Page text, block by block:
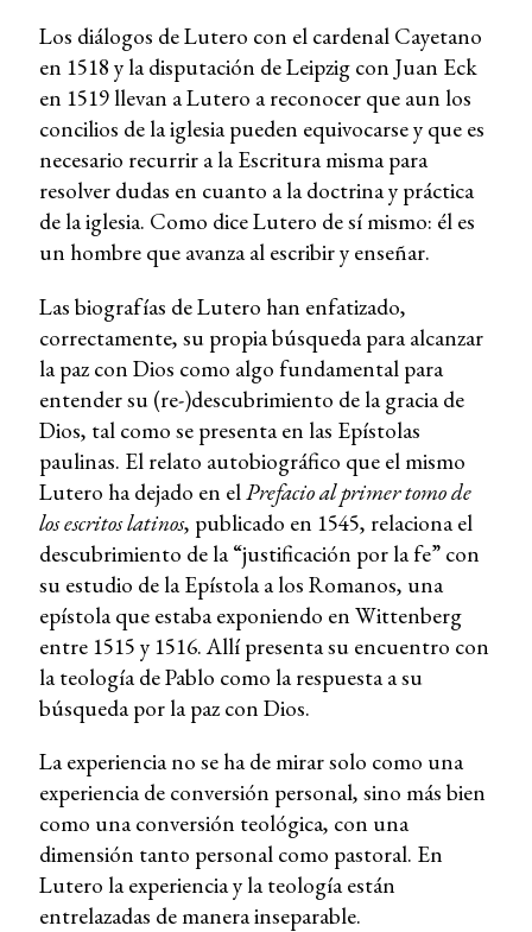
Los diálogos de Lutero con el cardenal Cayetano
en 1518 y la disputación de Leipzig con Juan Eck
en 1519 llevan a Lutero a reconocer que aun los
concilios de la iglesia pueden equivocarse y que es
necesario recurrir a la Escritura misma para
resolver dudas en cuanto a la doctrina y práctica
de la iglesia. Como dice Lutero de sí mismo: él es
un hombre que avanza al escribir y enseñar.
Las biografías de Lutero han enfatizado,
correctamente, su propia búsqueda para alcanzar
la paz con Dios como algo fundamental para
entender su (re-)descubrimiento de la gracia de
Dios, tal como se presenta en las Epístolas
paulinas. El relato autobiográfico que el mismo
Lutero ha dejado en elPrefacio al primer tomo de
los escritos latinos, publicado en 1545, relaciona el
descubrimiento de la “justificación por la fe” con
su estudio de la Epístola a los Romanos, una
epístola que estaba exponiendo en Wittenberg
entre 1515 y 1516. Allí presenta su encuentro con
la teología de Pablo como la respuesta a su
búsqueda por la paz con Dios.
La experiencia no se ha de mirar solo como una
experiencia de conversión personal, sino más bien
como una conversión teológica, con una
dimensión tanto personal como pastoral. En
Lutero la experiencia y la teología están
entrelazadas de manera inseparable.